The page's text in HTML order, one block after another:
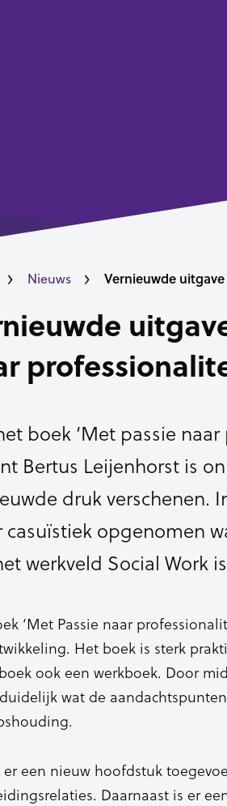
Nieuws Vernieuwde
boek ‘Met passie
Bertus Leijenhorst is
druk verschenen.
casuïstiek opgenomen
werkveld Social Work
‘Met Passie naar
Het boek is sterk
ook een werkboek. Door
wat de
er een nieuw hoofdstuk
Daarnaast is er